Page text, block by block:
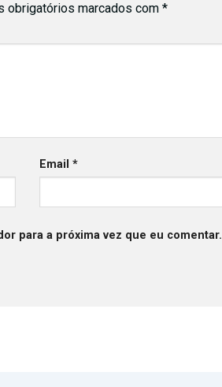
obrigatórios marcados com *
Email *
para a próxima vez que eu comentar.